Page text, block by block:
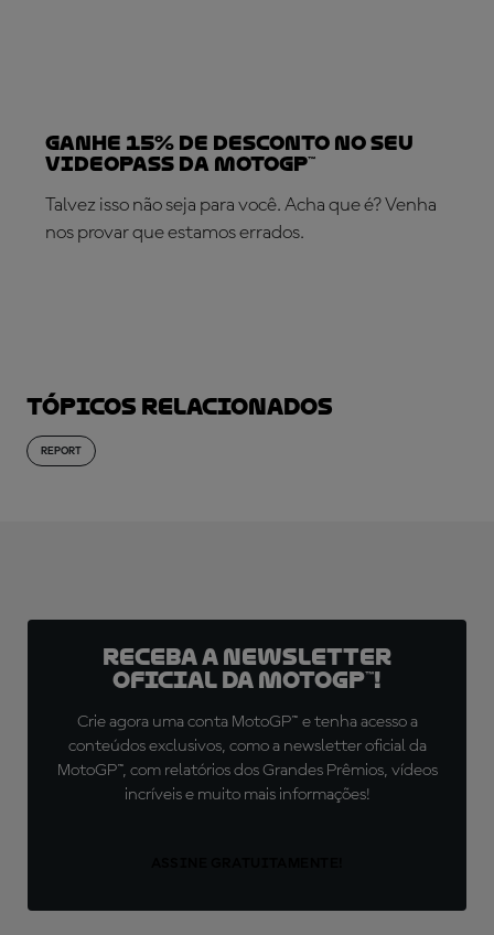
Ganhe 15% de desconto no seu
VideoPass da MotoGP™
Talvez isso não seja para você. Acha que é? Venha
nos provar que estamos errados.
Tópicos relacionados
REPORT
Receba a newsletter
oficial da MotoGP™!
Crie agora uma conta MotoGP™ e tenha acesso a
conteúdos exclusivos, como a newsletter oficial da
MotoGP™, com relatórios dos Grandes Prêmios, vídeos
incríveis e muito mais informações!